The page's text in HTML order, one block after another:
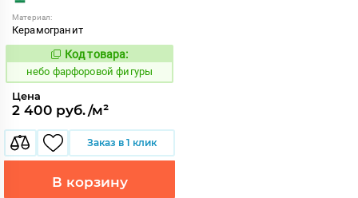
Материал:
Керамогранит
1123365
Код товара:
небо фарфоровой фигуры
Цена
2 400 руб./м²
Заказ в 1 клик
В корзину